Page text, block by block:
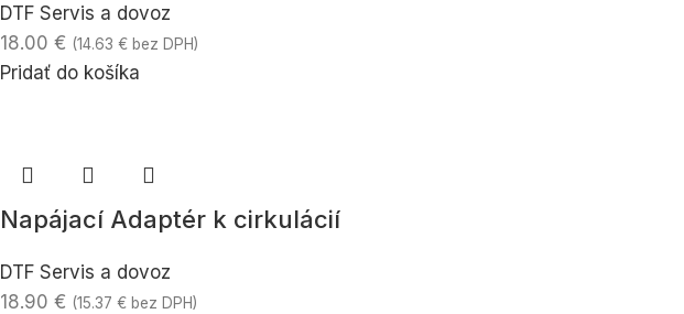
DTF Servis a dovoz
18.00 € (14.63 € bez DPH)
Pridať do košíka
Napájací Adaptér k cirkulácií
DTF Servis a dovoz
18.90 € (15.37 € bez DPH)